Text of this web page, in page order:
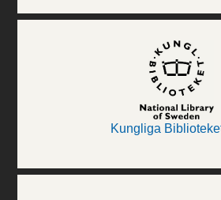
Kungliga